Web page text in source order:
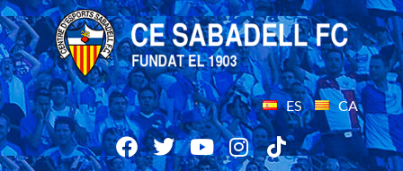
ES CA